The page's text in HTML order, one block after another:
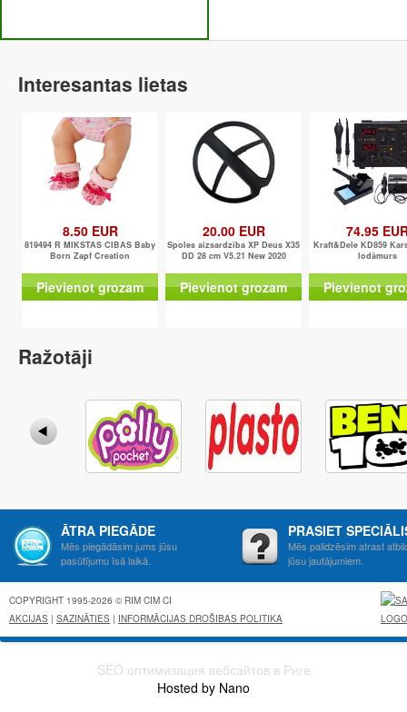
Interesantas lietas
8.50 EUR
819494 R MIKSTAS CIBAS Baby
Born Zapf Creation
Pievienot grozam
20.00 EUR
Spoles aizsardzība XP Deus X35
DD 28 cm V5.21 New 2020
Pievienot grozam
74.95
Kraft&Dele KD859
lodāmurs
Pievienot
Ražotāji
ĀTRA PIEGĀDE
Mēs piegādāsim jums jūsu
pasūtījumu īsā laikā.
PRASIET
Mēs palidzēsim atrast
jūsu jautājumiem.
COPYRIGHT 1995-2026 © RIM CIM CI
AKCIJAS | SAZINĀTIES | INFORMĀCIJAS DROŠIBAS POLITIKA
SEO оптимизация вебсайтов в Риге
Hosted by Nano